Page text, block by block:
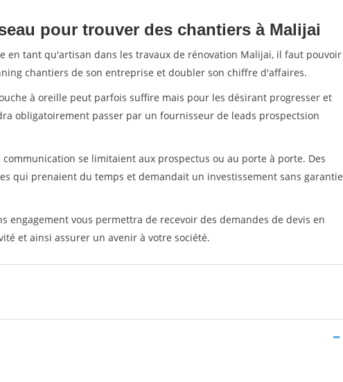
pour trouver des chantiers à Malijai
en tant qu'artisan dans les travaux de rénovation Malijai, il faut pouvoir
chantiers de son entreprise et doubler son chiffre d'affaires.
à oreille peut parfois suffire mais pour les désirant progresser et
obligatoirement passer par un fournisseur de leads prospectsion
se limitaient aux prospectus ou au porte à porte. Des
qui prenaient du temps et demandait un investissement sans garantie
engagement vous permettra de recevoir des demandes de devis en
et ainsi assurer un avenir à votre société.